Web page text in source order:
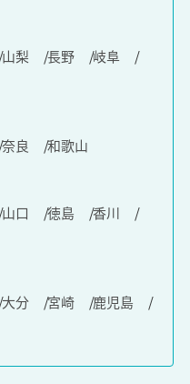
山梨 長野
岐阜
奈良
和歌山
山口 徳島
香川
大分 宮崎
鹿児島